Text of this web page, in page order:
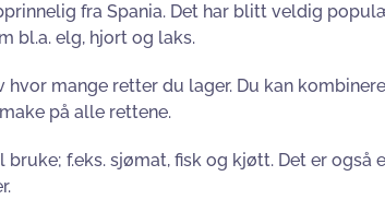
fra Spania. Det har blitt veldig
bl.a. elg, hjort og laks.
mange retter du lager. Du kan
på alle rettene.
f.eks. sjømat, fisk og kjøtt. Det er